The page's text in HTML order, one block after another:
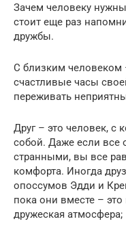
Зачем человеку
стоит еще раз
дружбы.
С близким человеком
счастливые часы
переживать
Друг – это человек,
собой. Даже если все
странными, вы все
комфорта. Иногда
опоссумов Эдди и
пока они вместе –
дружеская атмосфера;